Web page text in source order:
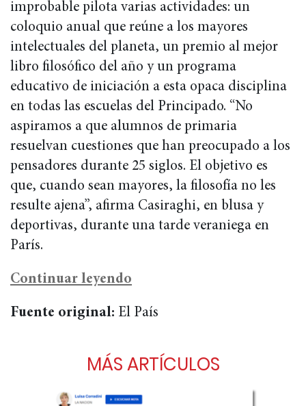
improbable pilota varias actividades: un
coloquio anual que reúne a los mayores
intelectuales del planeta, un premio al mejor
libro filosófico del año y un programa
educativo de iniciación a esta opaca disciplina
en todas las escuelas del Principado. “No
aspiramos a que alumnos de primaria
resuelvan cuestiones que han preocupado a los
pensadores durante 25 siglos. El objetivo es
que, cuando sean mayores, la filosofía no les
resulte ajena”, afirma Casiraghi, en blusa y
deportivas, durante una tarde veraniega en
París.
Continuar leyendo
Fuente original: El País
MÁS ARTÍCULOS